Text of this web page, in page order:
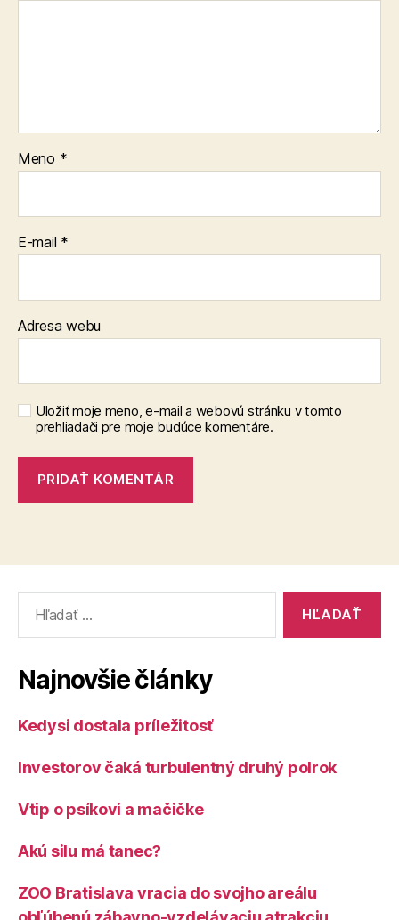
Meno *
E-mail *
Adresa webu
Uložiť moje meno, e-mail a webovú stránku v tomto
prehliadači pre moje budúce komentáre.
Najnovšie články
Kedysi dostala príležitosť
Investorov čaká turbulentný druhý polrok
Vtip o psíkovi a mačičke
Akú silu má tanec?
ZOO Bratislava vracia do svojho areálu